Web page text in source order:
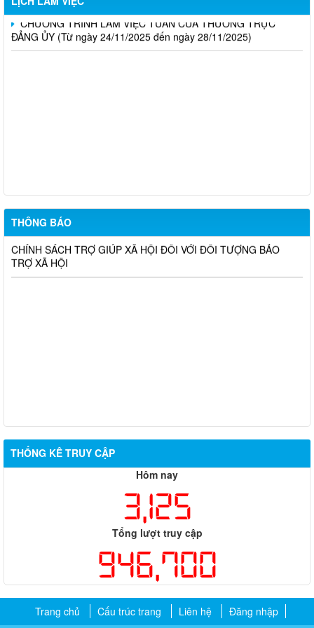
CHƯƠNG TRÌNH LÀM VIỆC TUẦN CỦA THƯỜNG TRỰC
ĐẢNG ỦY (Từ ngày 24/11/2025 đến ngày 28/11/2025)
THÔNG BÁO
THÔNG BÁO NIÊM YẾT CÔNG KHAI KẾT QUẢ XÉT DUYỆT
CHÍNH SÁCH TRỢ GIÚP XÃ HỘI ĐỐI VỚI ĐỐI TƯỢNG BẢO
TRỢ XÃ HỘI
THỐNG KÊ TRUY CẬP
Hôm nay
3,125
Tổng lượt truy cập
946,700
Trang chủ Cấu trúc trang Liên hệ Đăng nhập